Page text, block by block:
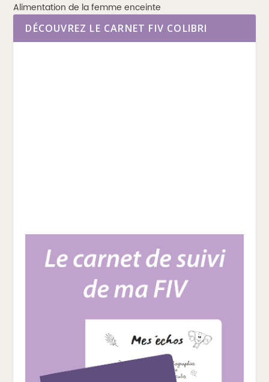
Alimentation de la femme enceinte
DÉCOUVREZ LE CARNET FIV COLIBRI